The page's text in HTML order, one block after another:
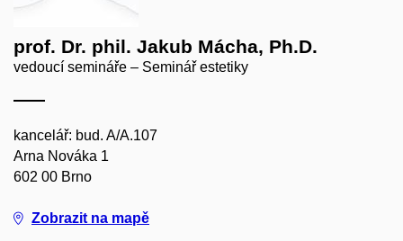
prof. Dr. phil. Jakub Mácha, Ph.D.
vedoucí semináře – Seminář estetiky
kancelář: bud. A/A.107
Arna Nováka 1
602 00 Brno
Zobrazit na mapě